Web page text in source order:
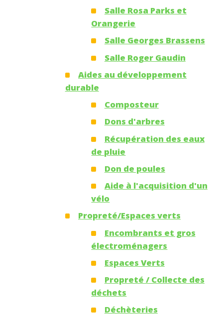
Salle Rosa Parks et
Orangerie
Salle Georges Brassens
Salle Roger Gaudin
Aides au développement
durable
Composteur
Dons d'arbres
Récupération des eaux
de pluie
Don de poules
Aide à l'acquisition d'un
vélo
Propreté/Espaces verts
Encombrants et gros
électroménagers
Espaces Verts
Propreté / Collecte des
déchets
Déchèteries